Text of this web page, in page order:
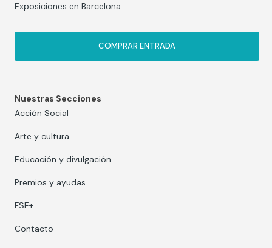
Exposiciones en Barcelona
COMPRAR ENTRADA
Nuestras Secciones
Acción Social
Arte y cultura
Educación y divulgación
Premios y ayudas
FSE+
Contacto